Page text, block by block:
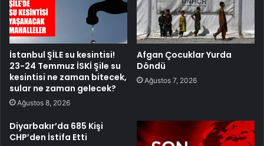
İstanbul ŞİLE su kesintisi!
23-24 Temmuz İSKİ Şile su
kesintisi ne zaman bitecek,
sular ne zaman gelecek?
Ağustos 8, 2026
Afgan Çocuklar Yurda
Döndü
Ağustos 7, 2026
Diyarbakır’da 685 Kişi
CHP’den İstifa Etti